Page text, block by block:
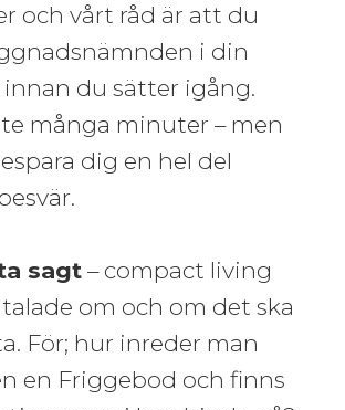
och vårt råd är att du
i din
du sätter igång.
många minuter – men
dig en hel del
sagt– compact living
om och om det ska
För; hur inreder man
en Friggebod och finns